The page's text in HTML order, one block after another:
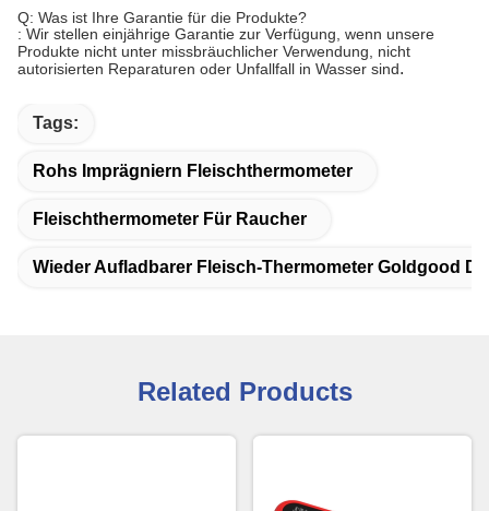
Q: Was ist Ihre Garantie für die Produkte?
: Wir stellen einjährige Garantie zur Verfügung, wenn unsere
Produkte nicht unter missbräuchlicher Verwendung, nicht
autorisierten Reparaturen oder Unfallfall in Wasser sind.
Tags:
Rohs Imprägniern Fleischthermometer
Fleischthermometer Für Raucher
Wieder Aufladbarer Fleisch-Thermometer Goldgood
Related Products